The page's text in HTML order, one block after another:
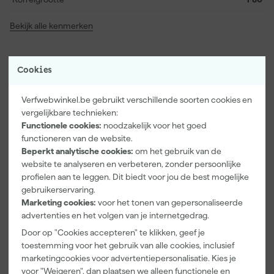
Cookies
Verfwebwinkel.be gebruikt verschillende soorten cookies en
vergelijkbare technieken:
Functionele cookies: noodzakelijk voor het goed
functioneren van de website.
Beperkt analytische cookies: om het gebruik van de
website te analyseren en verbeteren, zonder persoonlijke
profielen aan te leggen. Dit biedt voor jou de best mogelijke
gebruikerservaring.
Marketing cookies: voor het tonen van gepersonaliseerde
advertenties en het volgen van je internetgedrag.
Door op "Cookies accepteren" te klikken, geef je
toestemming voor het gebruik van alle cookies, inclusief
marketingcookies voor advertentiepersonalisatie. Kies je
voor "Weigeren", dan plaatsen we alleen functionele en
Bekijk alle kenmerken
Vaak gekocht met
Paintura
Washi tape -
50mx24mm
Morgen
bezorgd
Klingspor
Foam -
115x140mm -
P120
Morgen
bezorgd
Go!Paint
Verfbak -
10cm Roller -
15 x 32 cm + 5
inzetbakken
Morgen
bezorgd